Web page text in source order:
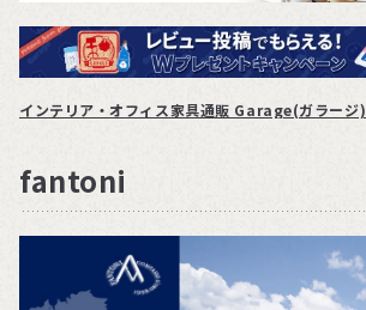
インテリア・オフィス家具通販 Garage(ガラージ)
fantoni